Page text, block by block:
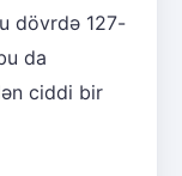
dövrdə 127-
da
ciddi bir